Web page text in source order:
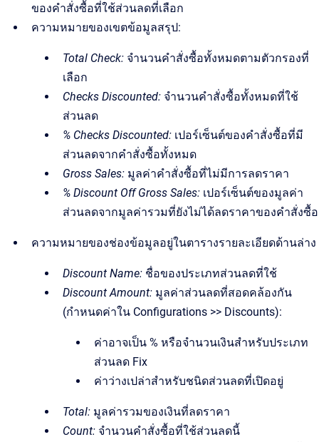
ของคำสั่งซื้อที่ใช้ส่วนลดที่เลือก
ความหมายของเขตข้อมูลสรุป:
Total Check: จำนวนคำสั่งซื้อทั้งหมดตามตัวกรองที่
เลือก
Checks Discounted: จำนวนคำสั่งซื้อทั้งหมดที่ใช้
ส่วนลด
% Checks Discounted: เปอร์เซ็นต์ของคำสั่งซื้อที่มี
ส่วนลดจากคำสั่งซื้อทั้งหมด
Gross Sales: มูลค่าคำสั่งซื้อที่ไม่มีการลดราคา
% Discount Off Gross Sales: เปอร์เซ็นต์ของมูลค่า
ส่วนลดจากมูลค่ารวมที่ยังไม่ได้ลดราคาของคำสั่งซื้อ
ความหมายของช่องข้อมูลอยู่ในตารางรายละเอียดด้านล่าง
Discount Name: ชื่อของประเภทส่วนลดที่ใช้
Discount Amount: มูลค่าส่วนลดที่สอดคล้องกัน
(กำหนดค่าใน Configurations >> Discounts):
ค่าอาจเป็น % หรือจำนวนเงินสำหรับประเภท
ส่วนลด Fix
ค่าว่างเปล่าสำหรับชนิดส่วนลดที่เปิดอยู่
Total: มูลค่ารวมของเงินที่ลดราคา
Count: จำนวนคำสั่งซื้อที่ใช้ส่วนลดนี้